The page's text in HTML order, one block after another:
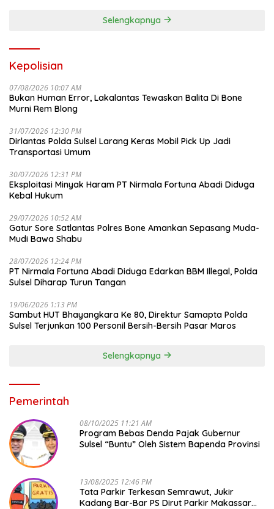
Selengkapnya
Kepolisian
07/08/2026 10:07 AM
Bukan Human Error, Lakalantas Tewaskan Balita Di Bone
Murni Rem Blong
31/07/2026 12:30 PM
Dirlantas Polda Sulsel Larang Keras Mobil Pick Up Jadi
Transportasi Umum
30/07/2026 12:31 PM
Eksploitasi Minyak Haram PT Nirmala Fortuna Abadi Diduga
Kebal Hukum
29/07/2026 10:52 AM
Gatur Sore Satlantas Polres Bone Amankan Sepasang Muda-
Mudi Bawa Shabu
28/07/2026 12:24 PM
PT Nirmala Fortuna Abadi Diduga Edarkan BBM Illegal, Polda
Sulsel Diharap Turun Tangan
19/06/2026 1:13 PM
Sambut HUT Bhayangkara Ke 80, Direktur Samapta Polda
Sulsel Terjunkan 100 Personil Bersih-Bersih Pasar Maros
Selengkapnya
Pemerintah
08/10/2025 11:21 AM
Program Bebas Denda Pajak Gubernur
Sulsel “Buntu” Oleh Sistem Bapenda Provinsi
13/08/2025 12:46 PM
Tata Parkir Terkesan Semrawut, Jukir
Kadang Bar-Bar PS Dirut Parkir Makassar